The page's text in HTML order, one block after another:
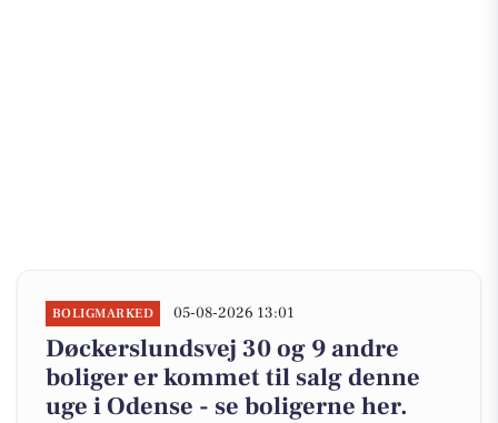
BOLIGMARKED 05-08-2026 13:01
Døckerslundsvej 30 og 9 andre
boliger er kommet til salg denne
uge i Odense - se boligerne her.